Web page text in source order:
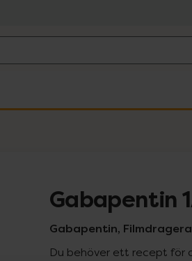
Gabapentin
Gabapentin,
Du behöver ett recept för